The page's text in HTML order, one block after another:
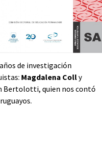
de investigación
Magdalena Colly
Bertolotti, quien nos contó